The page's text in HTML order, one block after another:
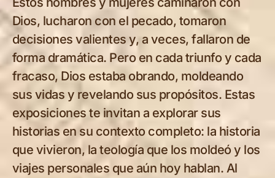
Dios, lucharon con el pecado, tomaron
decisiones valientes y, a veces, fallaron de
forma dramática. Pero en cada triunfo y cada
fracaso, Dios estaba obrando, moldeando
sus vidas y revelando sus propósitos. Estas
exposiciones te invitan a explorar sus
historias en su contexto completo: la historia
que vivieron, la teología que los moldeó y los
viajes personales que aún hoy hablan. Al